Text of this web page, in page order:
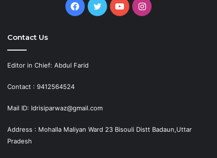
Facebook
TwitterYouTubeInstagram
Contact Us
Editor in Chief: Abdul Farid
Contact : 9412564524
Mail ID: Idrisiparwaz@gmail.com
Address : Mohalla Maliyan Ward 23 Bisouli Distt Badaun,Uttar
Pradesh